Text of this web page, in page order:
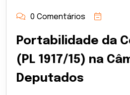
0 Comentários
Portabilidade da
(PL 1917/15) na
Deputados